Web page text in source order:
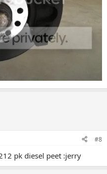
#8
pk diesel peet :jerry